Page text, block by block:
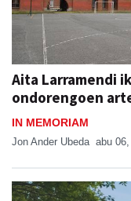
Aita Larramendi
ondorengoen
IN MEMORIAM
Jon Ander Ubeda abu